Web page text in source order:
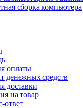
сборка компьютера
оплаты
денежных средств
доставки
на товар
ответ